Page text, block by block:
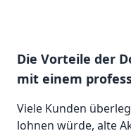
Die Vorteile der
mit einem
Viele Kunden
lohnen würde, alte